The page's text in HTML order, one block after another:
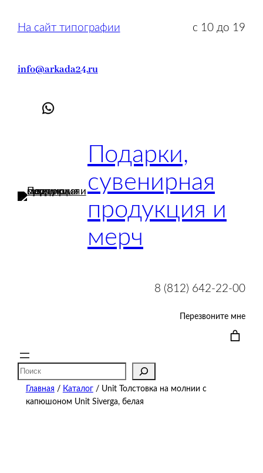
На сайт типографии с 10 до 19
info@arkada24.ru
Подарки,
сувенирная
продукция и
мерч
8 (812) 642-22-00
Перезвоните мне
Поиск
Главная / Каталог/ Unit Толстовка на молнии с
капюшоном Unit Siverga, белая